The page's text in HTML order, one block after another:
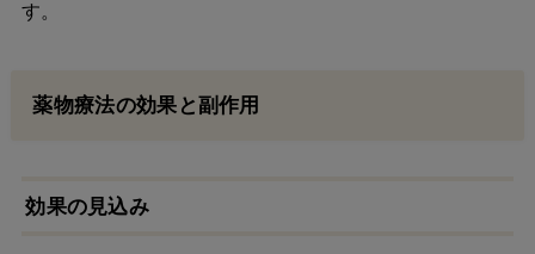
す。
薬物療法の効果と副作用
効果の見込み